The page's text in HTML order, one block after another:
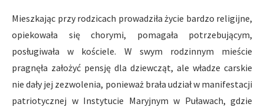
Mieszkając przy rodzicach prowadziła życie bardzo religijne,
opiekowała się chorymi, pomagała potrzebującym,
posługiwała w kościele. W swym rodzinnym mieście
pragnęła założyć pensję dla dziewcząt, ale władze carskie
nie dały jej zezwolenia, ponieważ brała udział w manifestacji
patriotycznej w Instytucie Maryjnym w Puławach, gdzie